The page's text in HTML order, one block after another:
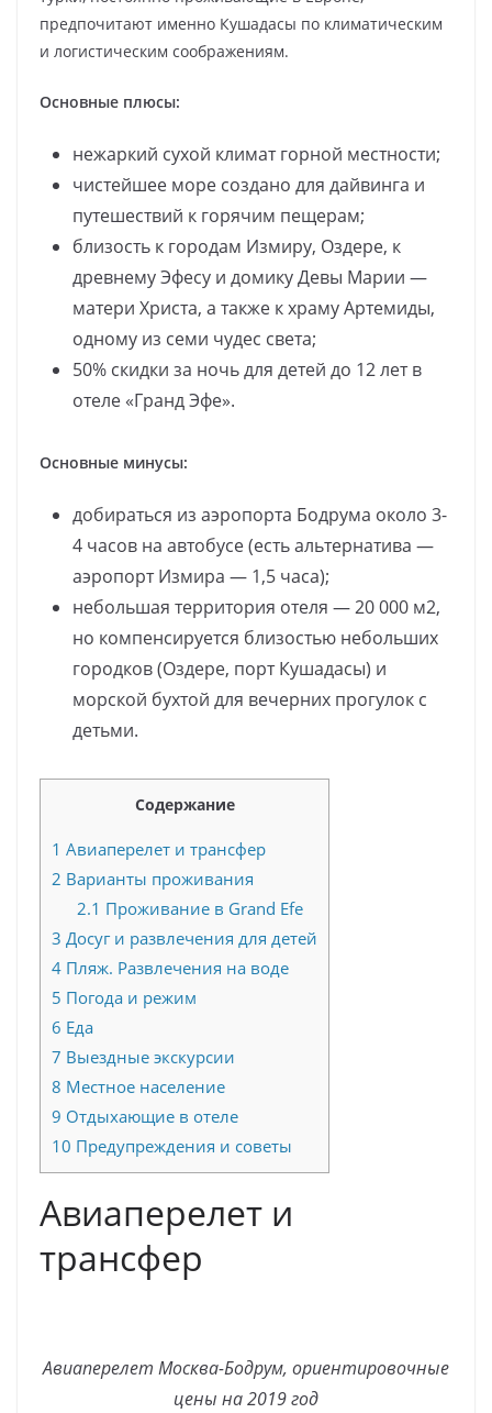
предпочитают именно Кушадасы по климатическим
и логистическим соображениям.
Основные плюсы:
нежаркий сухой климат горной местности;
чистейшее море создано для дайвинга и
путешествий к горячим пещерам;
близость к городам Измиру, Оздере, к
древнему Эфесу и домику Девы Марии —
матери Христа, а также к храму Артемиды,
одному из семи чудес света;
50% скидки за ночь для детей до 12 лет в
отеле «Гранд Эфе».
Основные минусы:
добираться из аэропорта Бодрума около 3-
4 часов на автобусе (есть альтернатива —
аэропорт Измира — 1,5 часа);
небольшая территория отеля — 20 000 м2,
но компенсируется близостью небольших
городков (Оздере, порт Кушадасы) и
морской бухтой для вечерних прогулок с
детьми.
Содержание
1 Авиаперелет и трансфер
2 Варианты проживания
2.1 Проживание в Grand Efe
3 Досуг и развлечения для детей
4 Пляж. Развлечения на воде
5 Погода и режим
6 Еда
7 Выездные экскурсии
8 Местное население
9 Отдыхающие в отеле
10 Предупреждения и советы
Авиаперелет и
трансфер
Авиаперелет Москва-Бодрум, ориентировочные
цены на 2019 год